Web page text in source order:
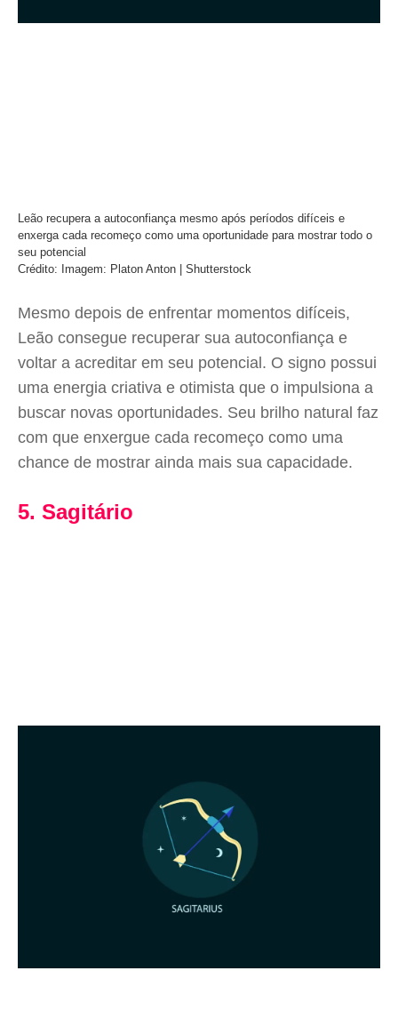
Leão recupera a autoconfiança mesmo após períodos difíceis e
enxerga cada recomeço como uma oportunidade para mostrar todo o
seu potencial
Crédito: Imagem: Platon Anton | Shutterstock
Mesmo depois de enfrentar momentos difíceis,
Leão consegue recuperar sua autoconfiança e
voltar a acreditar em seu potencial. O signo possui
uma energia criativa e otimista que o impulsiona a
buscar novas oportunidades. Seu brilho natural faz
com que enxergue cada recomeço como uma
chance de mostrar ainda mais sua capacidade.
5. Sagitário